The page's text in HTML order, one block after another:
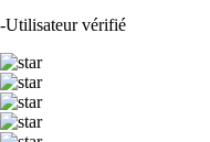
-Utilisateur vérifié